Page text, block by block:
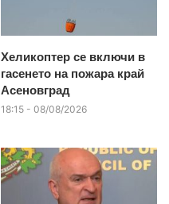
Хеликоптер се включи в
гасенето на пожара край
Асеновград
18:15 - 08/08/2026